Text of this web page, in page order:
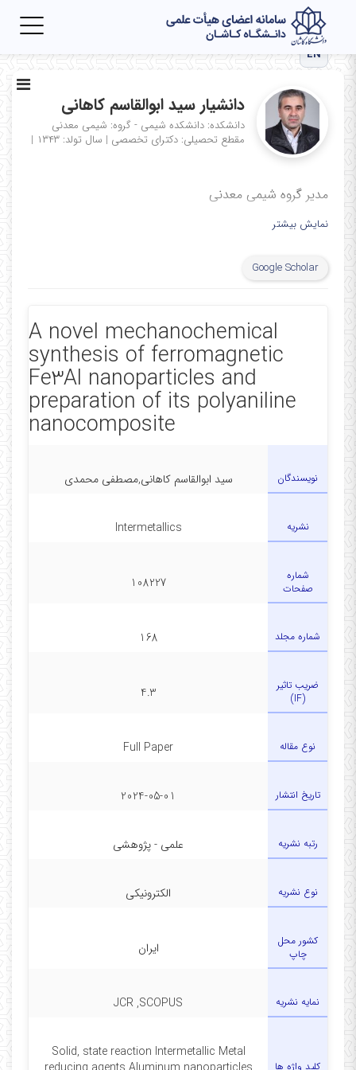
EN
دانشیار سید ابوالقاسم کاهانی
دانشکده: دانشکده شیمی - گروه: شیمی معدنی
مقطع تحصیلی: دکترای تخصصی | سال تولد: ۱۳۴۳ |
مدیر گروه شیمی معدنی
نمایش بیشتر
Google Scholar
A novel mechanochemical
synthesis of ferromagnetic
Fe3Al nanoparticles and
preparation of its polyaniline
nanocomposite
نویسندگان سید ابوالقاسم کاهانی,مصطفی محمدی
نشریه Intermetallics
شماره
صفحات
108227
شماره مجلد 168
ضریب تاثیر
(IF)
4.3
نوع مقاله Full Paper
تاریخ انتشار 2024-05-01
رتبه نشریه علمی - پژوهشی
نوع نشریه الکترونیکی
کشور محل
چاپ
ایران
نمایه نشریه JCR ,SCOPUS
کلید واژه ها
Solid, state reaction Intermetallic Metal